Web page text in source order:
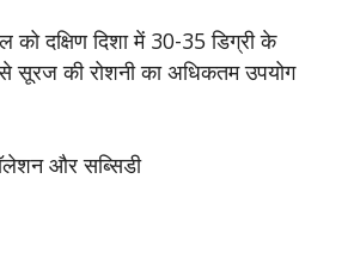
को दक्षिण दिशा में 30-35 डिग्री के
सूरज की रोशनी का अधिकतम उपयोग
और सब्सिडी